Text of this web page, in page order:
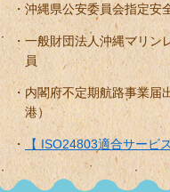
沖縄県公安委員会指定安
一般財団法人沖縄マリン
員
内閣府不定期航路事業届
港）
【 ISO24803適合サービ